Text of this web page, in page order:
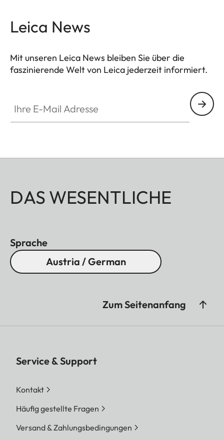
Leica News
Mit unseren Leica News bleiben Sie über die
faszinierende Welt von Leica jederzeit informiert.
DAS WESENTLICHE
Sprache
Austria / German
Zum Seitenanfang
Service & Support
Kontakt
Häufig gestellte Fragen
Versand & Zahlungsbedingungen